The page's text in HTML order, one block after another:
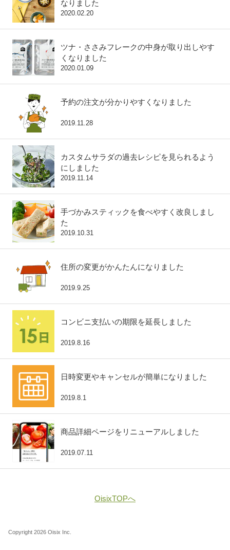
なりました
2020.02.20
ツナ・ささみフレークの中身が取り出しやす
くなりました
2020.01.09
予約の注文が分かりやすくなりました
2019.11.28
カスタムサラダの過去レシピを見られるよう
にしました
2019.11.14
手づかみスティックを食べやすく改良しまし
た
2019.10.31
住所の変更がかんたんになりました
2019.9.25
コンビニ支払いの期限を延長しました
2019.8.16
日時変更やキャンセルが簡単になりました
2019.8.1
商品詳細ページをリニューアルしました
2019.07.11
OisixTOPへ